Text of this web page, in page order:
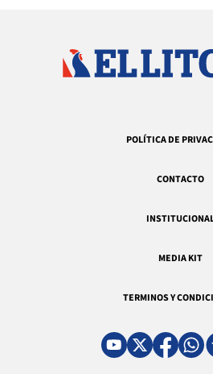
POLÍTICA DE
CONTACTO
MEDIA KIT
TERMINOS Y